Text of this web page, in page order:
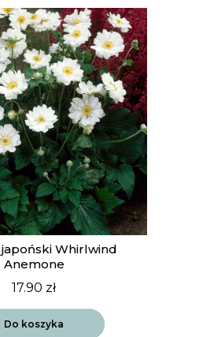
Whirlwind
Anemone
17.90 zł
Do koszyka